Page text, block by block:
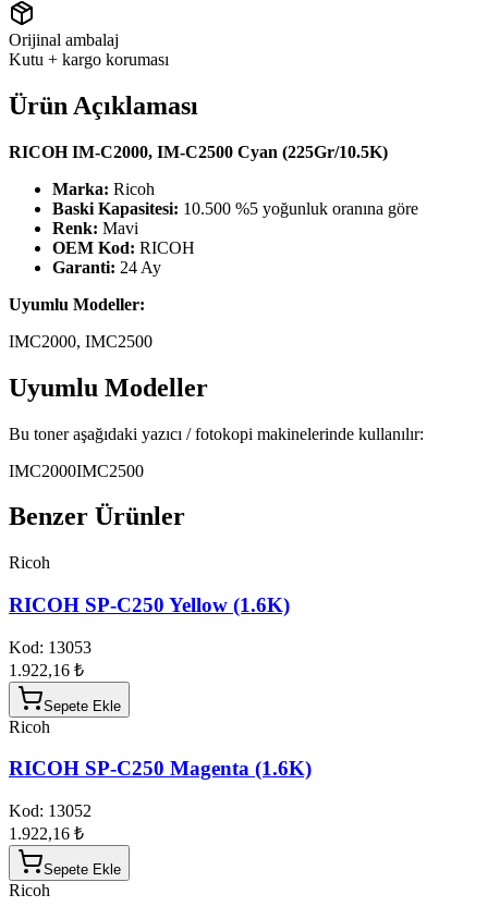
Orijinal ambalaj
Kutu + kargo koruması
Ürün Açıklaması
RICOH IM-C2000, IM-C2500 Cyan (225Gr/10.5K)
Marka: Ricoh
Baski Kapasitesi: 10.500 %5 yoğunluk oranına göre
Renk: Mavi
OEM Kod: RICOH
Garanti: 24 Ay
Uyumlu Modeller:
IMC2000, IMC2500
Uyumlu Modeller
Bu toner aşağıdaki yazıcı / fotokopi makinelerinde kullanılır:
IMC2000IMC2500
Benzer Ürünler
Ricoh
RICOH SP-C250 Yellow (1.6K)
Kod: 13053
1.922,16 ₺
Sepete Ekle
Ricoh
RICOH SP-C250 Magenta (1.6K)
Kod: 13052
1.922,16 ₺
Sepete Ekle
Ricoh